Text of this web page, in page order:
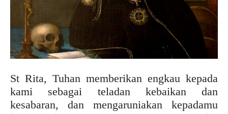
St Rita, Tuhan memberikan engkau kepada
kami sebagai teladan kebaikan dan
kesabaran, dan mengaruniakan kepadamu